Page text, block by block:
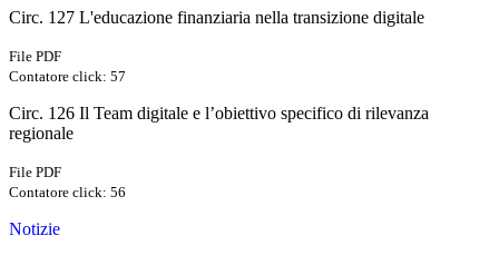
Circ. 127 L'educazione finanziaria nella transizione digitale
File PDF
Contatore click: 57
Circ. 126 Il Team digitale e l’obiettivo specifico di rilevanza
regionale
File PDF
Contatore click: 56
Notizie